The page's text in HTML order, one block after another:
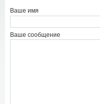
Ваше имя
Ваше сообщение